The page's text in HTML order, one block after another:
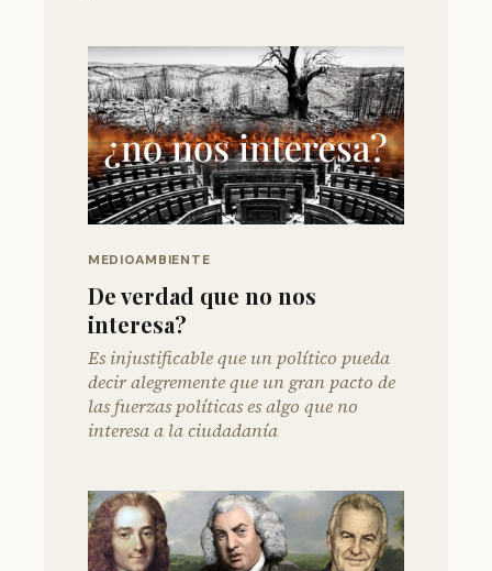
MEDIOAMBIENTE
De verdad que no nos
interesa?
Es injustificable que un político pueda
decir alegremente que un gran pacto de
las fuerzas políticas es algo que no
interesa a la ciudadanía